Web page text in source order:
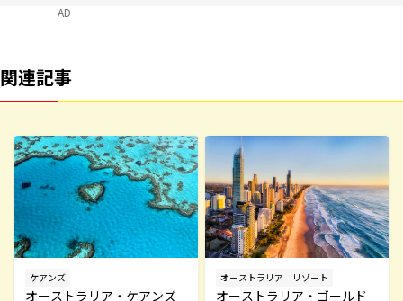
AD
関連記事
ケアンズ
オーストラリア・ケアンズ
オーストラリア リゾート
オーストラリア・ゴールド